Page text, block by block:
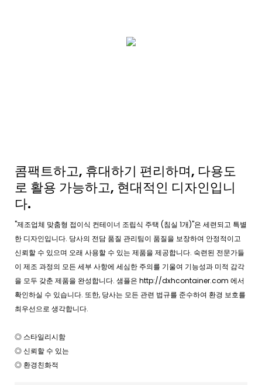
콤팩트하고, 휴대하기 편리하며, 다용도
로 활용 가능하고, 현대적인 디자인입니
다.
"제조업체 맞춤형 접이식 컨테이너 조립식 주택 (침실 1개)"은 세련되고 특별
한 디자인입니다. 당사의 전담 품질 관리팀이 품질을 보장하여 안정적이고
신뢰할 수 있으며 오래 사용할 수 있는 제품을 제공합니다. 숙련된 전문가들
이 제조 과정의 모든 세부 사항에 세심한 주의를 기울여 기능성과 미적 감각
을 모두 갖춘 제품을 완성합니다. 샘플은 http://dxhcontainer.com 에서
확인하실 수 있습니다. 또한, 당사는 모든 관련 법규를 준수하여 환경 보호를
최우선으로 생각합니다.
◎ 스타일리시함
◎ 신뢰할 수 있는
◎ 환경친화적